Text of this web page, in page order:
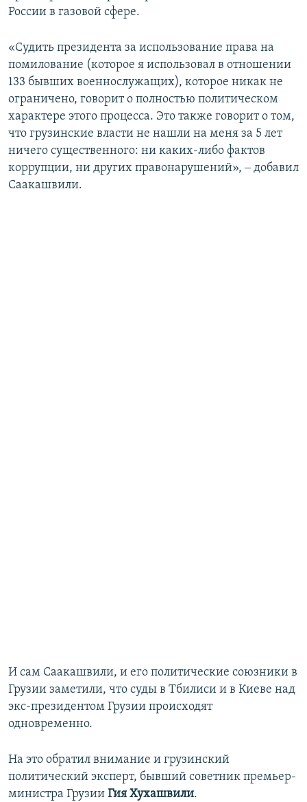
России в газовой сфере.
«Судить президента за использование права на
помилование (которое я использовал в отношении
133 бывших военнослужащих), которое никак не
ограничено, говорит о полностью политическом
характере этого процесса. Это также говорит о том,
что грузинские власти не нашли на меня за 5 лет
ничего существенного: ни каких-либо фактов
коррупции, ни других правонарушений», ‒ добавил
Саакашвили.
И сам Саакашвили, и его политические союзники в
Грузии заметили, что суды в Тбилиси и в Киеве над
экс-президентом Грузии происходят
одновременно.
На это обратил внимание и грузинский
политический эксперт, бывший советник премьер-
министра Грузии Гия Хухашвили.